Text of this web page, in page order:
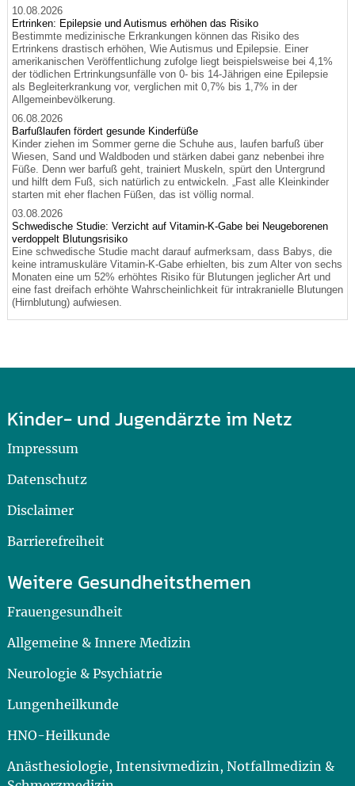
10.08.2026
Ertrinken: Epilepsie und Autismus erhöhen das Risiko
Bestimmte medizinische Erkrankungen können das Risiko des
Ertrinkens drastisch erhöhen, Wie Autismus und Epilepsie. Einer
amerikanischen Veröffentlichung zufolge liegt beispielsweise bei 4,1%
der tödlichen Ertrinkungsunfälle von 0- bis 14-Jährigen eine Epilepsie
als Begleiterkrankung vor, verglichen mit 0,7% bis 1,7% in der
Allgemeinbevölkerung.
06.08.2026
Barfußlaufen fördert gesunde Kinderfüße
Kinder ziehen im Sommer gerne die Schuhe aus, laufen barfuß über
Wiesen, Sand und Waldboden und stärken dabei ganz nebenbei ihre
Füße. Denn wer barfuß geht, trainiert Muskeln, spürt den Untergrund
und hilft dem Fuß, sich natürlich zu entwickeln. „Fast alle Kleinkinder
starten mit eher flachen Füßen, das ist völlig normal.
03.08.2026
Schwedische Studie: Verzicht auf Vitamin-K-Gabe bei Neugeborenen
verdoppelt Blutungsrisiko
Eine schwedische Studie macht darauf aufmerksam, dass Babys, die
keine intramuskuläre Vitamin-K-Gabe erhielten, bis zum Alter von sechs
Monaten eine um 52% erhöhtes Risiko für Blutungen jeglicher Art und
eine fast dreifach erhöhte Wahrscheinlichkeit für intrakranielle Blutungen
(Hirnblutung) aufwiesen.
Kinder- und Jugendärzte im Netz
Impressum
Datenschutz
Disclaimer
Barrierefreiheit
Weitere Gesundheitsthemen
Frauengesundheit
Allgemeine & Innere Medizin
Neurologie & Psychiatrie
Lungenheilkunde
HNO-Heilkunde
Anästhesiologie, Intensivmedizin, Notfallmedizin &